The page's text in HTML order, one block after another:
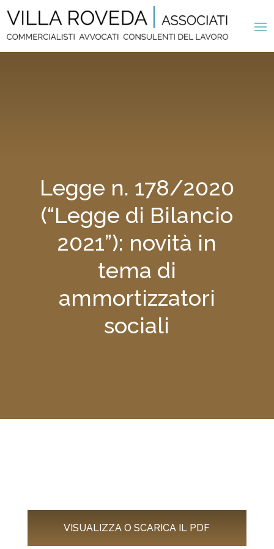
Legge n. 178/2020
(“Legge di Bilancio
2021”): novità in
tema di
ammortizzatori
sociali
VISUALIZZA O SCARICA IL PDF